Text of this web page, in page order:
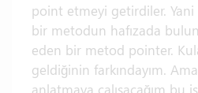
point etmeyi getirdiler. Yani
bir metodun hafızada
eden bir metod pointer.
geldiğinin farkındayım.
anlatmaya çalışacağım bu